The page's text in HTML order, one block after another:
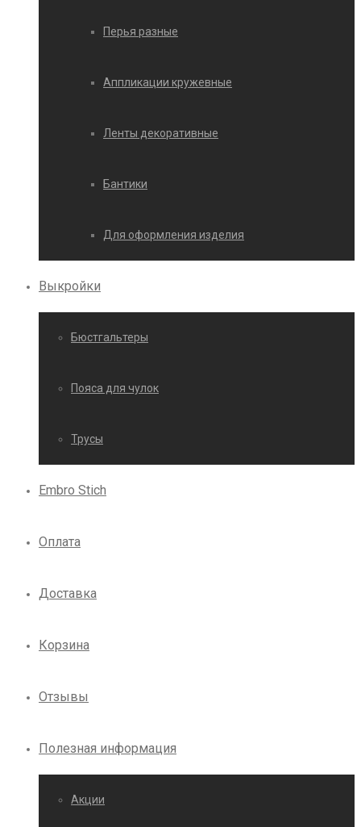
Перья разные
Аппликации кружевные
Ленты декоративные
Бантики
Для оформления изделия
Выкройки
Бюстгальтеры
Пояса для чулок
Трусы
Embro Stich
Оплата
Доставка
Корзина
Отзывы
Полезная информация
Акции